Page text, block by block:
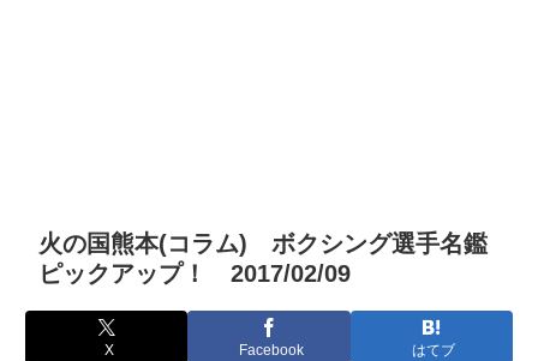
火の国熊本(コラム) ボクシング選手名鑑
ピックアップ！ 2017/02/09
X Facebook はてブ